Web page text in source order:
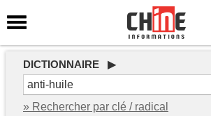
DICTIONNAIRE ▶
» Rechercher par clé / radical